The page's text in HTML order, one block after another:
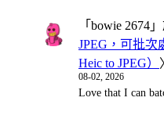
「 bowie 2674
JPEG，可批次
Heic to JPEG）
08-02, 2026
Love that I can